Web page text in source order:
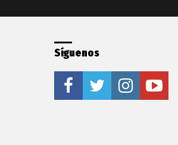
Síguenos
facebooktwitter instagram